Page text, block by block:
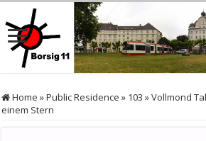
Home »Public Residence » 103 »Vollmond
einem Stern